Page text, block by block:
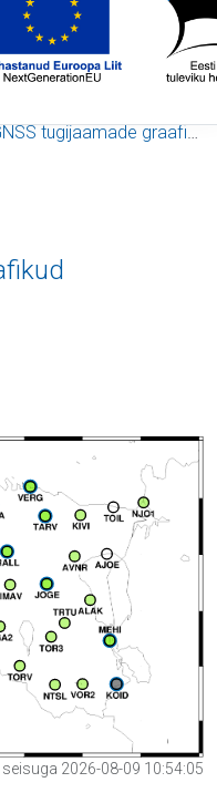
tugijaamade graafikud
2026-08-09 10:54:05